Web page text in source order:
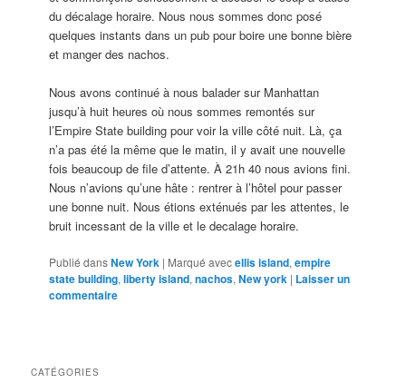
du décalage horaire. Nous nous sommes donc posé
quelques instants dans un pub pour boire une bonne bière
et manger des nachos.
Nous avons continué à nous balader sur Manhattan
jusqu’à huit heures où nous sommes remontés sur
l’Empire State building pour voir la ville côté nuit. Là, ça
n’a pas été la même que le matin, il y avait une nouvelle
fois beaucoup de file d’attente. À 21h 40 nous avions fini.
Nous n’avions qu’une hâte : rentrer à l’hôtel pour passer
une bonne nuit. Nous étions exténués par les attentes, le
bruit incessant de la ville et le decalage horaire.
Publié dansNew York | Marqué avecellis island,empire
state building,liberty island,nachos,New york | Laisser un
commentaire
CATÉGORIES